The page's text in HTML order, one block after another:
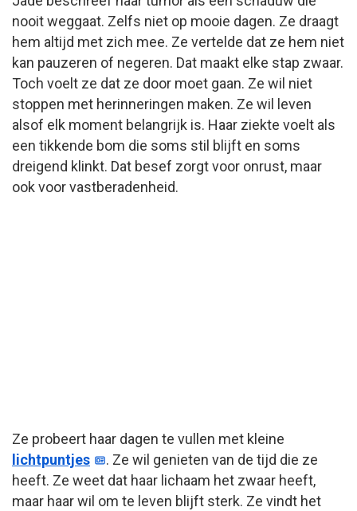
nooit weggaat. Zelfs niet op mooie dagen. Ze draagt
hem altijd met zich mee. Ze vertelde dat ze hem niet
kan pauzeren of negeren. Dat maakt elke stap zwaar.
Toch voelt ze dat ze door moet gaan. Ze wil niet
stoppen met herinneringen maken. Ze wil leven
alsof elk moment belangrijk is. Haar ziekte voelt als
een tikkende bom die soms stil blijft en soms
dreigend klinkt. Dat besef zorgt voor onrust, maar
ook voor vastberadenheid.
Ze probeert haar dagen te vullen met kleine
lichtpuntjes
. Ze wil genieten van de tijd die ze
heeft. Ze weet dat haar lichaam het zwaar heeft,
maar haar wil om te leven blijft sterk. Ze vindt het